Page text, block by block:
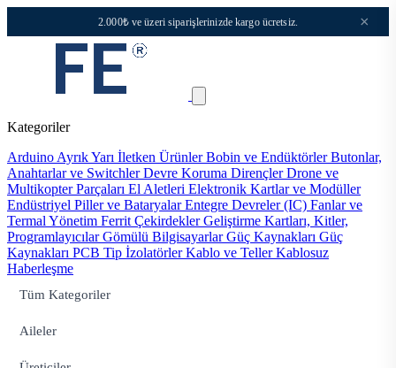
2.000₺ ve üzeri siparişlerinizde kargo ücretsiz. ×
Kategoriler
Arduino Ayrık Yarı İletken ÜrünlerBobin ve EndüktörlerButonlar,
Anahtarlar ve SwitchlerDevre Koruma DirençlerDrone ve
Multikopter Parçaları El Aletleri Elektronik Kartlar ve Modüller
Endüstriyel Piller ve BataryalarEntegre Devreler (IC) Fanlar ve
Termal Yönetim Ferrit ÇekirdeklerGeliştirme Kartları, Kitler,
ProgramlayıcılarGömülü BilgisayarlarGüç Kaynakları Güç
Kaynakları PCB Tip İzolatörlerKablo ve TellerKablosuz
Haberleşme
Tüm Kategoriler
Aileler